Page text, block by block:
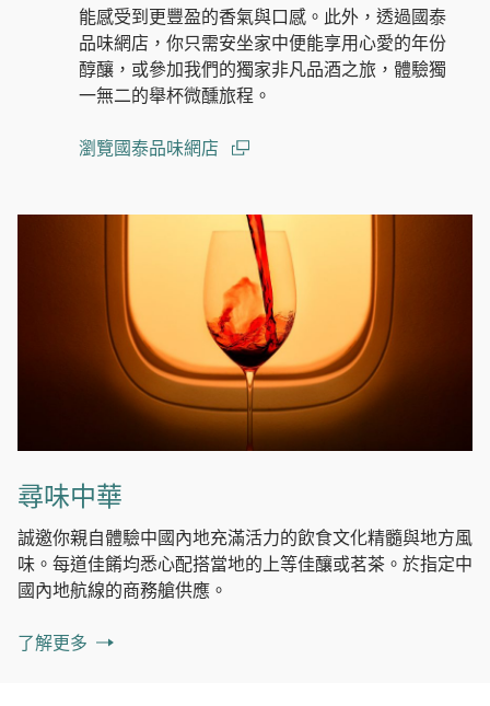
能感受到更豐盈的香氣與口感。此外，透過國泰
品味網店，你只需安坐家中便能享用心愛的年份
醇釀，或參加我們的獨家非凡品酒之旅，體驗獨
一無二的舉杯微醺旅程。
瀏覽國泰品味網店
尋味中華
誠邀你親自體驗中國內地充滿活力的飲食文化精髓與地方風
味。每道佳餚均悉心配搭當地的上等佳釀或茗茶。於指定中
國內地航線的商務艙供應。
了解更多